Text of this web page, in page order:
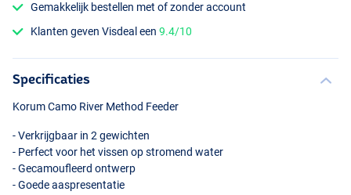
Gemakkelijk bestellen met of zonder account
Klanten geven Visdeal een9.4/10
Specificaties
Korum Camo River Method Feeder
- Verkrijgbaar in 2 gewichten
- Perfect voor het vissen op stromend water
- Gecamoufleerd ontwerp
- Goede aaspresentatie